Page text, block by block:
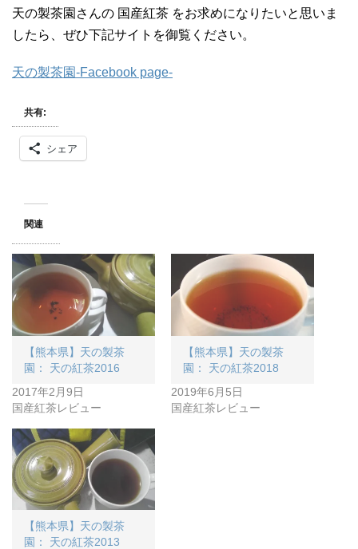
天の製茶園さんの 国産紅茶 をお求めになりたいと思いま
したら、ぜひ下記サイトを御覧ください。
天の製茶園-Facebook page-
共有:
シェア
関連
【熊本県】天の製茶
園： 天の紅茶2016
2017年2月9日
国産紅茶レビュー
【熊本県】天の製茶
園： 天の紅茶2018
2019年6月5日
国産紅茶レビュー
【熊本県】天の製茶
園： 天の紅茶2013